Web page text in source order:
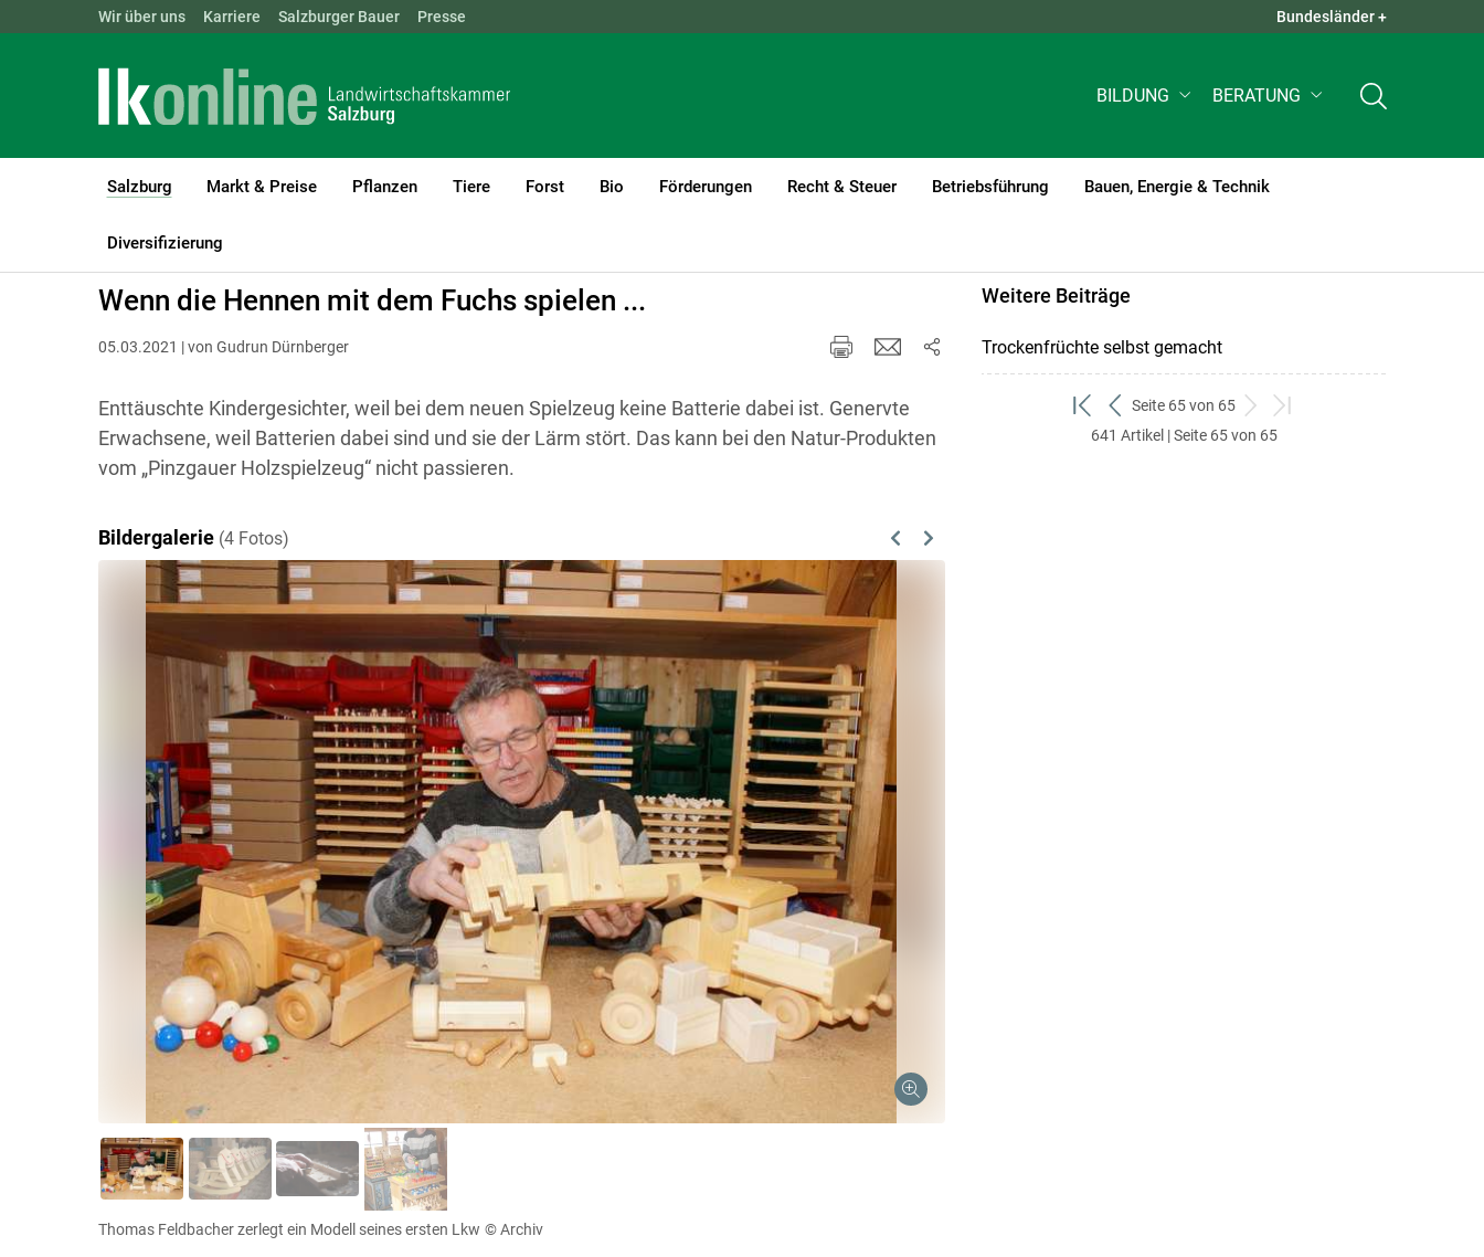
Skip to main content
Landwirtschaftskammern: ÖSTERREICH BGLD KTN QUICK LINKS +
Wir über uns Karriere Salzburger Bauer Presse Bundesländer +
BILDUNG BERATUNG
Salzburg
(current)1
Markt & Preise Pflanzen Tiere Forst Bio Förderungen Recht & Steuer Betriebsführung Bauen, Energie & Technik
Diversifizierung
LK Salzburg Salzburg
Wenn die Hennen mit dem Fuchs spielen ...
05.03.2021 | von Gudrun Dürnberger
Enttäuschte Kindergesichter, weil bei dem neuen Spielzeug keine Batterie dabei ist. Genervte
Erwachsene, weil Batterien dabei sind und sie der Lärm stört. Das kann bei den Natur-Produkten
vom „Pinzgauer Holzspielzeug“ nicht passieren.
Bildergalerie (4 Fotos) Previous
Next
Thomas Feldbacher zerlegt ein Modell seines ersten Lkw © Archiv
Weitere Beiträge
Trockenfrüchte selbst gemacht
zum
ersten
zurück
zum
Seite 65 von 65
weiter
zum
zum
641 Artikel | Seite 65 von 65